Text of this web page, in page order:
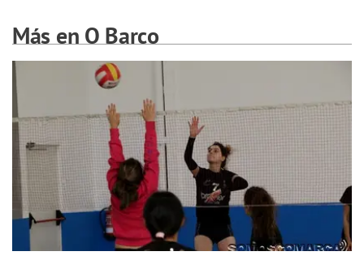
Más en O Barco